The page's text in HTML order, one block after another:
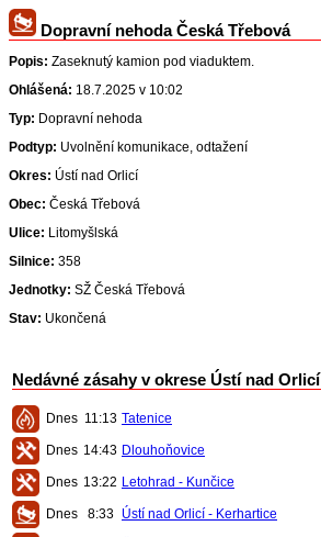
Dopravní nehoda Česká Třebová
Popis: Zaseknutý kamion pod viaduktem.
Ohlášená: 18.7.2025 v 10:02
Typ: Dopravní nehoda
Podtyp: Uvolnění komunikace, odtažení
Okres: Ústí nad Orlicí
Obec: Česká Třebová
Ulice: Litomyšlská
Silnice: 358
Jednotky: SŽ Česká Třebová
Stav: Ukončená
Nedávné zásahy v okrese Ústí nad Orlicí
Dnes 11:13 Tatenice
Dnes 14:43 Dlouhoňovice
Dnes 13:22 Letohrad - Kunčice
Dnes 8:33 Ústí nad Orlicí - Kerhartice